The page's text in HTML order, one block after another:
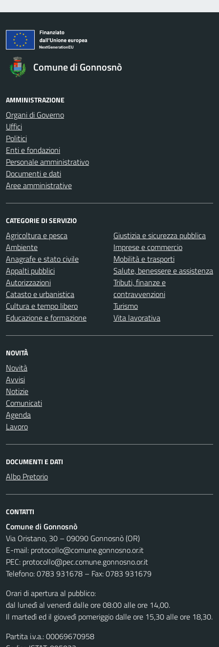
Comune di Gonnosnò
AMMINISTRAZIONE
Organi di Governo
Uffici
Politici
Enti e fondazioni
Personale amministrativo
Documenti e dati
Aree amministrative
CATEGORIE DI SERVIZIO
Agricoltura e pesca
Ambiente
Anagrafe e stato civile
Appalti pubblici
Autorizzazioni
Catasto e urbanistica
Cultura e tempo libero
Educazione e formazione
Giustizia e sicurezza pubblica
Imprese e commercio
Mobilità e trasporti
Salute, benessere e assistenza
Tributi, finanze e
contravvenzioni
Turismo
Vita lavorativa
NOVITÀ
Novità
Avvisi
Notizie
Comunicati
Agenda
Lavoro
DOCUMENTI E DATI
Albo Pretorio
CONTATTI
Comune di Gonnosnò
Via Oristano, 30 – 09090 Gonnosnò (OR)
E-mail: protocollo@comune.gonnosno.or.it
PEC: protocollo@pec.comune.gonnosno.or.it
Telefono: 0783 931678 – Fax: 0783 931679
Orari di apertura al pubblico:
dal lunedì al venerdì dalle ore 08:00 alle ore 14,00.
Il martedì ed il giovedì pomeriggio dalle ore 15,30 alle ore 18,30.
Partita i.v.a.: 00069670958